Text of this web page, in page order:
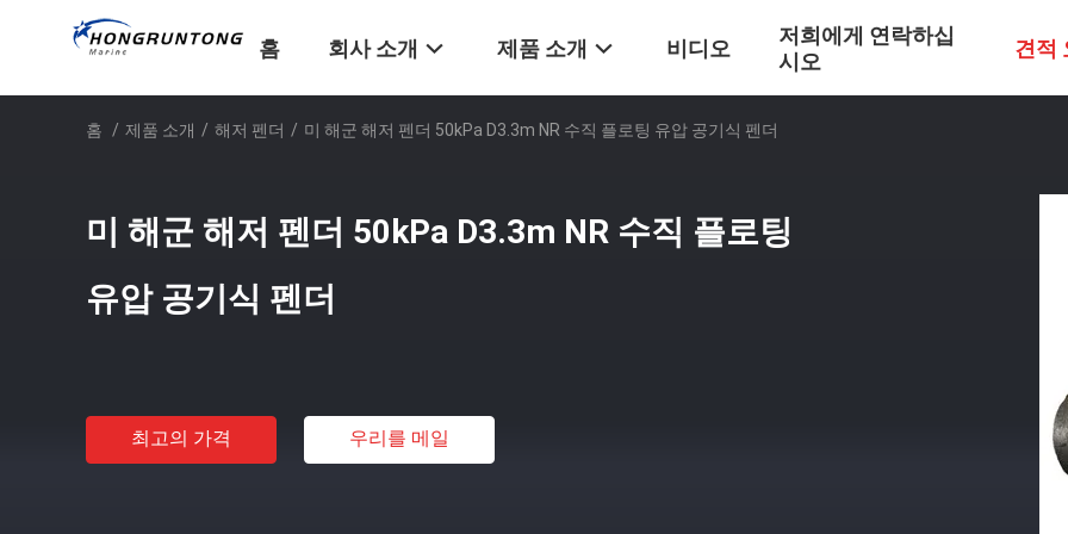
홈 회사 소개 제품 소개 비디오
저희에게 연락하십
시오
견적
홈 / 제품 소개 / 해저 펜더 / 미 해군 해저 펜더 50kPa D3.3m NR 수직 플로팅 유압 공기식 펜더
미 해군 해저 펜더 50kPa D3.3m NR 수직 플로팅
유압 공기식 펜더
최고의 가격 우리를 메일